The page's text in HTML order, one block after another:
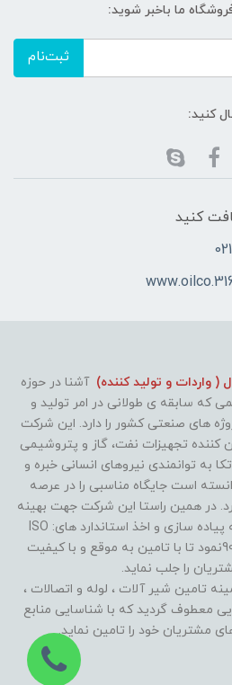
ما باخبر شوید:
ثبت‌نام
کنید:
کنید
واردات و تولید کننده) آشنا در حوزه
که سابقه ی طولانی در امر تولید و
های صنعتی کشور را دارد. این شرکت
کننده تجهیزات نفت، گاز و پتروشیمی
به توانمندی نیروهای انسانی خبره و
است جایگاه مناسبی را در عرصه
در همین راستا این شرکت جهت بهینه
سازی روند فعالیت ها اقدام به پیاده سازی و اخذ استاندارد های: ISO
9001، ISO 10002، Iso 27000/TSنمود تا با تامین به موقع و با کیفیت
را جلب نماید.
تامین شیر آلات ، لوله و اتصالات ،
معطوف گردید که با شناسایی منابع
مشتریان خود را تامین نماید.